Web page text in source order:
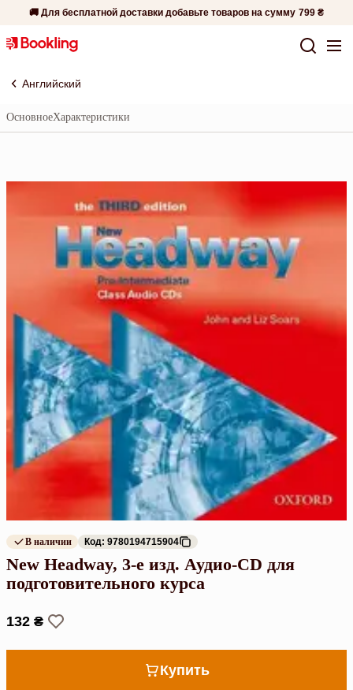
🚚 Для бесплатной доставки добавьте товаров на сумму 799 ₴
Английский
ОсновноеХарактеристики
В наличии Код: 9780194715904
New Headway, 3-е изд. Аудио-CD для
подготовительного курса
132 ₴
Купить